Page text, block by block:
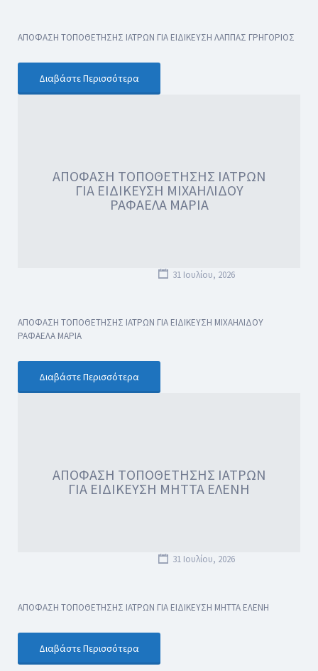
ΑΠΟΦΑΣΗ ΤΟΠΟΘΕΤΗΣΗΣ ΙΑΤΡΩΝ ΓΙΑ ΕΙΔΙΚΕΥΣΗ ΛΑΠΠΑΣ ΓΡΗΓΟΡΙΟΣ
Διαβάστε Περισσότερα
ΑΠΟΦΑΣΗ ΤΟΠΟΘΕΤΗΣΗΣ ΙΑΤΡΩΝ
ΓΙΑ ΕΙΔΙΚΕΥΣΗ ΜΙΧΑΗΛΙΔΟΥ
ΡΑΦΑΕΛΑ ΜΑΡΙΑ
31 Ιουλίου, 2026
ΑΠΟΦΑΣΗ ΤΟΠΟΘΕΤΗΣΗΣ ΙΑΤΡΩΝ ΓΙΑ ΕΙΔΙΚΕΥΣΗ ΜΙΧΑΗΛΙΔΟΥ
ΡΑΦΑΕΛΑ ΜΑΡΙΑ
Διαβάστε Περισσότερα
ΑΠΟΦΑΣΗ ΤΟΠΟΘΕΤΗΣΗΣ ΙΑΤΡΩΝ
ΓΙΑ ΕΙΔΙΚΕΥΣΗ ΜΗΤΤΑ ΕΛΕΝΗ
31 Ιουλίου, 2026
ΑΠΟΦΑΣΗ ΤΟΠΟΘΕΤΗΣΗΣ ΙΑΤΡΩΝ ΓΙΑ ΕΙΔΙΚΕΥΣΗ ΜΗΤΤΑ ΕΛΕΝΗ
Διαβάστε Περισσότερα